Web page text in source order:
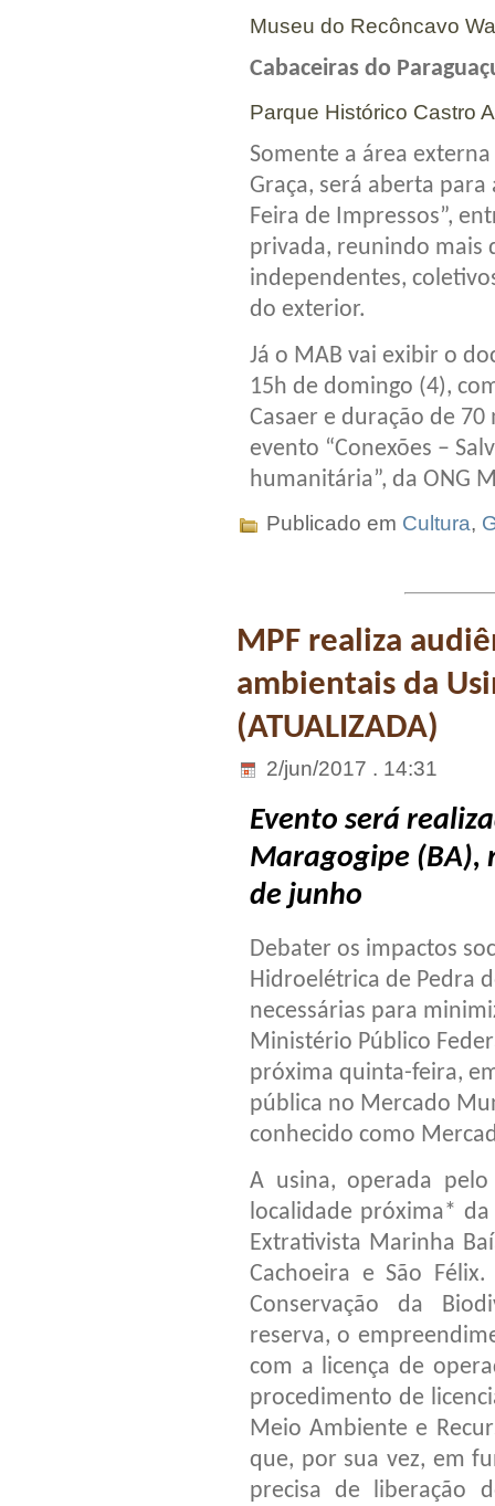
Museu do Recôncavo
Cabaceiras do
Parque Histórico Castro
Somente a área
Graça, será aberta para
Feira de Impressos”,
privada, reunindo mais
independentes,
do exterior.
Já o MAB vai exibir o
15h de domingo (4),
Casaer e duração de
evento “Conexões –
humanitária”, da ONG
Publicado em Cultura,
MPF realiza
ambientais da
(ATUALIZADA)
2/jun/2017 . 14:31
Evento será
Maragogipe (BA),
de junho
Debater os impactos
Hidroelétrica de Pedra
necessárias para
Ministério Público
próxima quinta-feira,
pública no Mercado
conhecido como
A usina, operada
localidade próxima*
Extrativista Marinha
Cachoeira e São
Conservação da
reserva, o
com a licença de
procedimento de
Meio Ambiente e
que, por sua vez, em
precisa de liberação